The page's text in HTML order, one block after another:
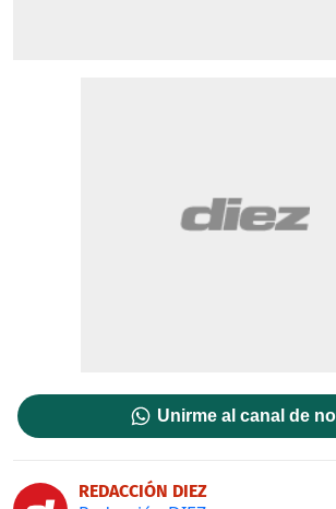
Unirme al canal de
REDACCIÓN DIEZ